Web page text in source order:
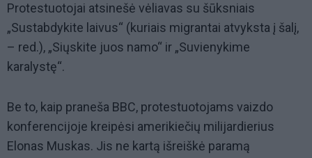
Protestuotojai atsinešė vėliavas su šūksniais
„Sustabdykite laivus“ (kuriais migrantai atvyksta į šalį,
– red.), „Siųskite juos namo“ ir „Suvienykime
karalystę“.
Be to, kaip praneša BBC, protestuotojams vaizdo
konferencijoje kreipėsi amerikiečių milijardierius
Elonas Muskas. Jis ne kartą išreiškė paramą